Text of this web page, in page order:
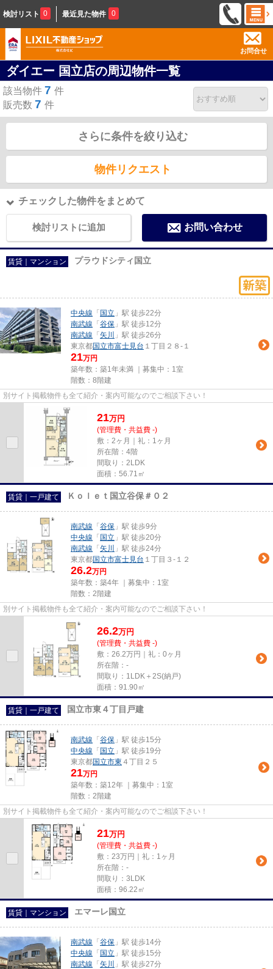
検討リスト 0 最近見た物件 0
お問合せ
ダイエー 国立店の周辺物件一覧
該当物件 7 件
販売数 7 件
さらに条件を絞り込む
物件リクエスト
チェックした物件をまとめて
検討リストに追加 お問い合わせ
賃貸｜マンション プラウドシティ国立
中央線 「 国立 」駅 徒歩22分
南武線 「 谷保 」駅 徒歩12分
南武線 「 矢川
」駅 徒歩26分
東京都国立市富士見台 １丁目２８-１
21万円
築年数：築1年未満 ｜募集中： 1室
階数：8階建
別サイト掲載物件も全て紹介・案内可能なのでご相談下さい！
21万円
(管理費・共益費 -)
敷：2ヶ月｜礼：1ヶ月
所在階：4階
間取り：2LDK
面積：56.71㎡
賃貸｜一戸建て Ｋｏｌｅｔ国立谷保＃０２
南武線 「 谷保 」駅 徒歩9分
中央線 「 国立 」駅 徒歩20分
南武線 「 矢川
」駅 徒歩24分
東京都国立市富士見台 １丁目３-１２
26.2万円
築年数：築4年 ｜募集中： 1室
階数：2階建
別サイト掲載物件も全て紹介・案内可能なのでご相談下さい！
26.2万円
(管理費・共益費 -)
敷：26.2万円｜礼：0ヶ月
所在階：-
間取り：1LDK＋2S(納戸)
面積：91.90㎡
賃貸｜一戸建て 国立市東４丁目戸建
南武線 「 谷保 」駅 徒歩15分
中央線 「 国立 」駅 徒歩19分
東京都国立市東 ４丁目２５
21万円
築年数：築12年 ｜募集中： 1室
階数：2階建
別サイト掲載物件も全て紹介・案内可能なのでご相談下さい！
21万円
(管理費・共益費 -)
敷：23万円｜礼：1ヶ月
所在階：-
間取り：3LDK
面積：96.22㎡
賃貸｜マンション エマーレ国立
南武線 「 谷保 」駅 徒歩14分
中央線 「 国立 」駅 徒歩15分
南武線 「 矢川
」駅 徒歩27分